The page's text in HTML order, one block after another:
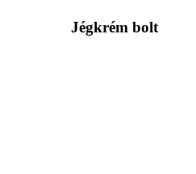
Jégkrém bolt